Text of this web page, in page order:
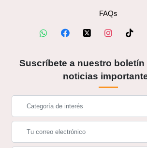
FAQs
Suscríbete a nuestro
noticias